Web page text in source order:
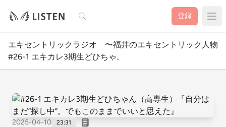
検索 登録
エキセントリックラジオ 〜福井のエキセントリック人物
#26-1 エキカレ3期生どひちゃ..
2025-04-10 23:31